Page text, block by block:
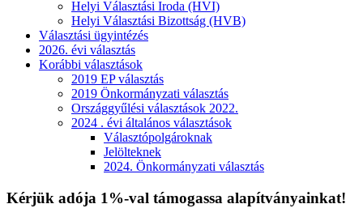
Helyi Választási Iroda (HVI)
Helyi Választási Bizottság (HVB)
Választási ügyintézés
2026. évi választás
Korábbi választások
2019 EP választás
2019 Önkormányzati választás
Országgyűlési választások 2022.
2024 . évi általános választások
Választópolgároknak
Jelölteknek
2024. Önkormányzati választás
Kérjük adója 1%-val támogassa alapítványainkat!